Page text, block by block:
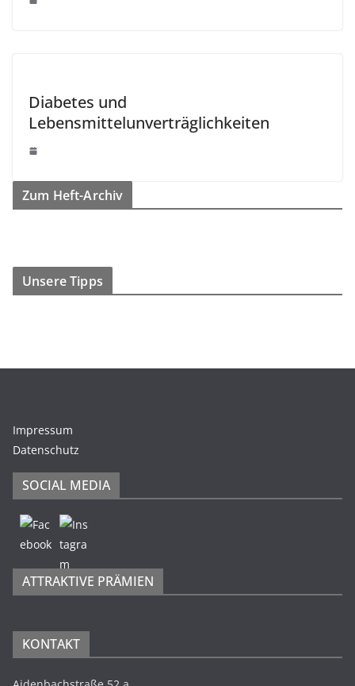
Diabetes und
Lebensmittelunverträglichkeiten
Zum Heft-Archiv
Unsere Tipps
Impressum
Datenschutz
SOCIAL MEDIA
ATTRAKTIVE PRÄMIEN
KONTAKT